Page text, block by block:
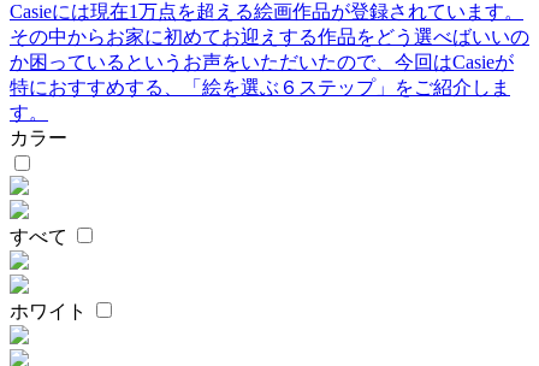
Casieには現在1万点を超える絵画作品が登録されています。
その中からお家に初めてお迎えする作品をどう選べばいいの
か困っているというお声をいただいたので、今回はCasieが
特におすすめする、「絵を選ぶ６ステップ」をご紹介しま
す。
カラー
すべて
ホワイト